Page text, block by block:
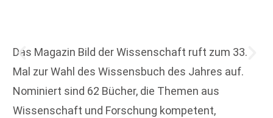
Das Magazin Bild der Wissenschaft ruft zum 33.
Mal zur Wahl des Wissensbuch des Jahres auf.
Nominiert sind 62 Bücher, die Themen aus
Wissenschaft und Forschung kompetent,